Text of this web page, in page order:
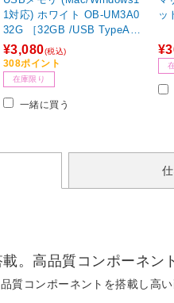
1対応) ホワイト OB-UM3A0
32G ［32GB /USB TypeA /
USB3.2 /キャップ式］
¥3,080(税込)
308ポイント
在庫限り
一緒に買う
ッ
。高品質コンポーネ
質コンポーネントを搭載し高